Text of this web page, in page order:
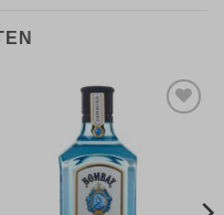
verlanglijst